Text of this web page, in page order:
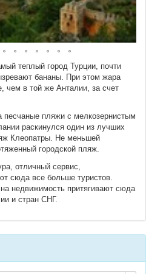
теплый город Турции, почти
бананы. При этом жара
чем в той же Анталии, за счет
пляжи с мелкозернистым
раскинулся один из лучших
Клеопатры. Не меньшей
городской пляж.
отличный сервис,
сюда все больше туристов.
недвижимость притягивают сюда
и стран СНГ.